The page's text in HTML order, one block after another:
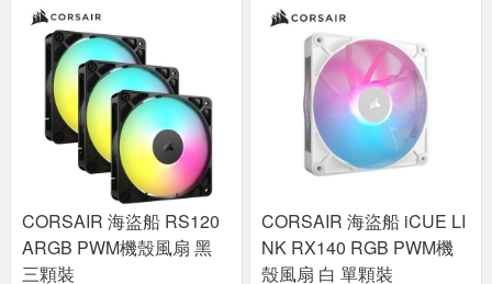
CORSAIR 海盜船 RS120
ARGB PWM機殼風扇 黑
三顆裝
CORSAIR 海盜船 iCUE LI
NK RX140 RGB PWM機
殼風扇 白 單顆裝